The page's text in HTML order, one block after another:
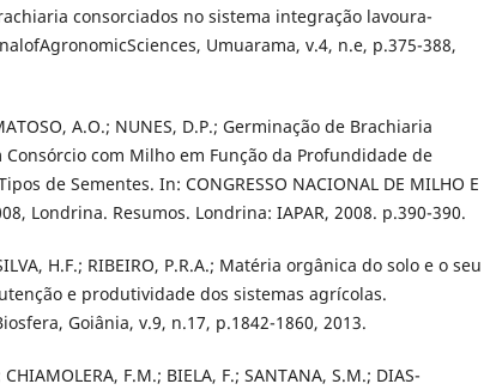
consorciados no sistema integração lavoura-
Umuarama, v.4, n.e, p.375-388,
A.O.; NUNES, D.P.; Germinação de Brachiaria
Consórcio com Milho em Função da Profundidade de
de Sementes. In: CONGRESSO NACIONAL DE MILHO E
Londrina. Resumos. Londrina: IAPAR, 2008. p.390-390.
H.F.; RIBEIRO, P.R.A.; Matéria orgânica do solo e o seu
e produtividade dos sistemas agrícolas.
Goiânia, v.9, n.17, p.1842-1860, 2013.
CHIAMOLERA, F.M.; BIELA, F.; SANTANA, S.M.; DIAS-